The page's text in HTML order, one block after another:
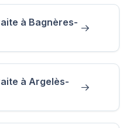
à Bagnères-
à Argelès-